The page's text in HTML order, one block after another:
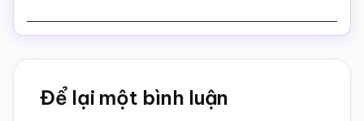
Reader
Interactions
Để lại một bình luận